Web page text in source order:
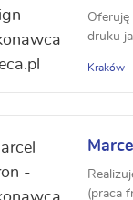
Oferuję
druku
Kraków
(praca